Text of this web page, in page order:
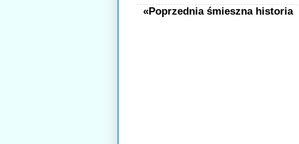
«Poprzednia śmieszna historia